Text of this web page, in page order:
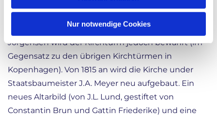
Nur notwendige Cookies
des energischen Einsatzes der Männer der
Gemeinde unter Führung von Totengräber Jacob
Jörgensen wird der Kirchturm jedoch bewahrt (im
Gegensatz zu den übrigen Kirchtürmen in
Kopenhagen). Von 1815 an wird die Kirche under
Staatsbaumeister J.A. Meyer neu aufgebaut. Ein
neues Altarbild (von J.L. Lund, gestiftet von
Constantin Brun und Gattin Friederike) und eine